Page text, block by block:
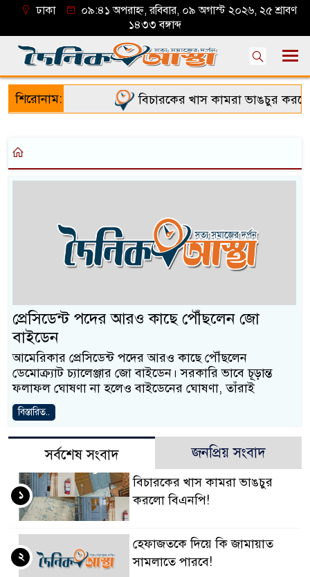
ঢাকা
০৯:৪১ অপরাহ্ন, রবিবার, ০৯ অগাস্ট ২০২৬, ২৫ শ্রাবণ
১৪৩৩ বঙ্গাব্দ
শিরোনাম: বিচারকের খাস কামরা ভাঙচুর
প্রেসিডেন্ট পদের আরও কাছে পৌঁছলেন জো
বাইডেন
আমেরিকার প্রেসিডেন্ট পদের আরও কাছে পৌঁছলেন
ডেমোক্র্যাট চ্যালেঞ্জার জো বাইডেন। সরকারি ভাবে চূড়ান্ত
ফলাফল ঘোষণা না হলেও বাইডেনের ঘোষণা, তাঁরাই
বিস্তারিত..
সর্বশেষ সংবাদ জনপ্রিয় সংবাদ
বিচারকের খাস কামরা ভাঙচুর
করলো বিএনপি!
১
হেফাজতকে দিয়ে কি জামায়াত
সামলাতে পারবে!
২